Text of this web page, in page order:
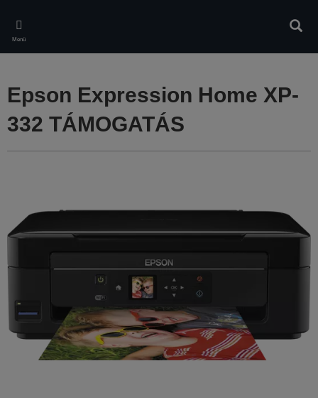
main
content
Menü
Epson Expression Home XP-
332 TÁMOGATÁS